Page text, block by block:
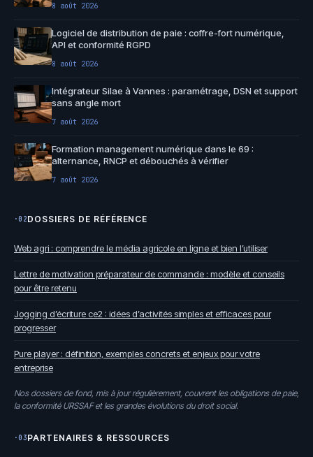
8 août 2026
Logiciel de distribution de paie : coffre-fort numérique,
API et conformité RGPD
8 août 2026
Intégrateur Silae à Vannes : paramétrage, DSN et support
sans angle mort
7 août 2026
Formation management numérique dans le 69 :
alternance, RNCP et débouchés à vérifier
7 août 2026
·02DOSSIERS DE RÉFÉRENCE
Web agri : comprendre le média agricole en ligne et bien l’utiliser
Lettre de motivation préparateur de commande : modèle et conseils
pour être retenu
Jogging d’écriture ce2 : idées d’activités simples et efficaces pour
progresser
Pure player : définition, exemples concrets et enjeux pour votre
entreprise
Nos dossiers de fond, mis à jour régulièrement, couvrent les obligations de paie,
la conformité URSSAF et les grandes évolutions du droit social.
·03PARTENAIRES & RESSOURCES